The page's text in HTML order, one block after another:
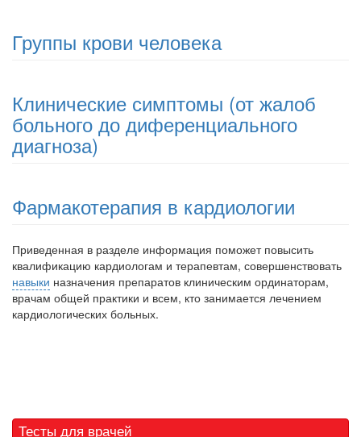
Группы крови человека
Клинические симптомы (от жалоб
больного до диференциального
диагноза)
Фармакотерапия в кардиологии
Приведенная в разделе информация поможет повысить
квалификацию кардиологам и терапевтам, совершенствовать
навыки назна­чения препаратов клиническим ординаторам,
врачам общей практики и всем, кто занимается лечением
кардиологических больных.
Тесты для врачей